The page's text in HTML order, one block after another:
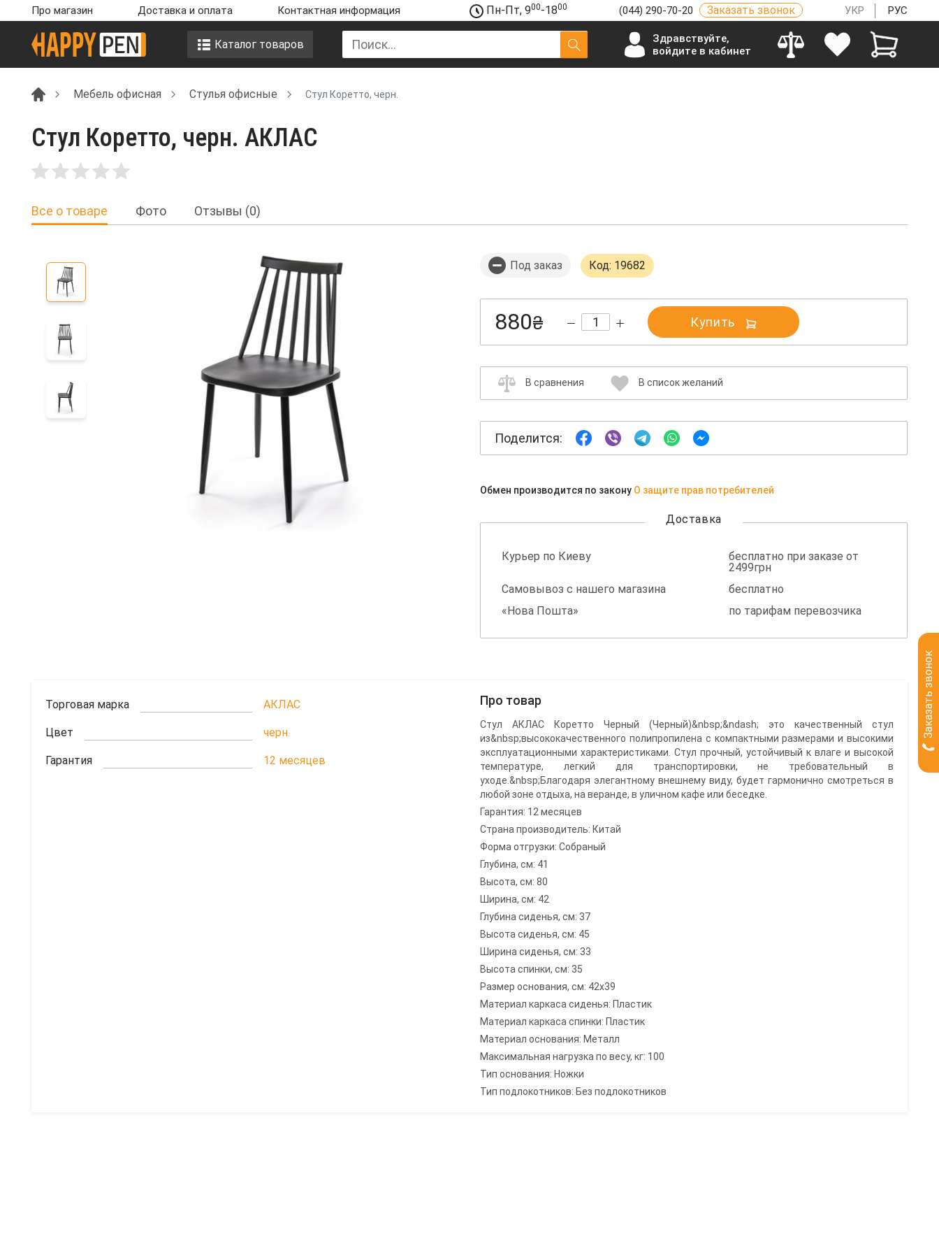
Про магазин Доставка и оплата Контактная информация Пн-Пт, 900-1800 (044) 290-70-20 Заказать звонок УКР РУС
Каталог товаров
Здравствуйте,
войдите в кабинет
Мебель офисная Стулья офисные Стул Коретто, черн.
Стул Коретто, черн. АКЛАС
Все о товаре Фото Отзывы (0)
Под заказ Код: 19682
880₴ Купить
В сравнения В список желаний
Поделится:
Обмен производится по закону О защите прав потребителей
Доставка
Курьер по Киеву
бесплатно при заказе от
2499грн
Самовывоз с нашего магазина
бесплатно
«Нова Пошта»
по тарифам перевозчика
Торговая марка АКЛАС
Цвет черн.
Гарантия 12 месяцев
Про товар
Стул АКЛАС Коретто Черный (Черный)&nbsp;&ndash; это качественный стул
из&nbsp;высококачественного полипропилена с компактными размерами и высокими
эксплуатационными характеристиками. Стул прочный, устойчивый к влаге и высокой
температуре, легкий для транспортировки, не требовательный в
уходе.&nbsp;Благодаря элегантному внешнему виду, будет гармонично смотреться в
любой зоне отдыха, на веранде, в уличном кафе или беседке.
Гарантия: 12 месяцев
Страна производитель: Китай
Форма отгрузки: Собраный
Глубина, см: 41
Высота, см: 80
Ширина, см: 42
Глубина сиденья, см: 37
Высота сиденья, см: 45
Ширина сиденья, см: 33
Высота спинки, см: 35
Размер основания, см: 42х39
Материал каркаса сиденья: Пластик
Материал каркаса спинки: Пластик
Материал основания: Металл
Максимальная нагрузка по весу, кг: 100
Тип основания: Ножки
Тип подлокотников: Без подлокотников
Заказать звонок